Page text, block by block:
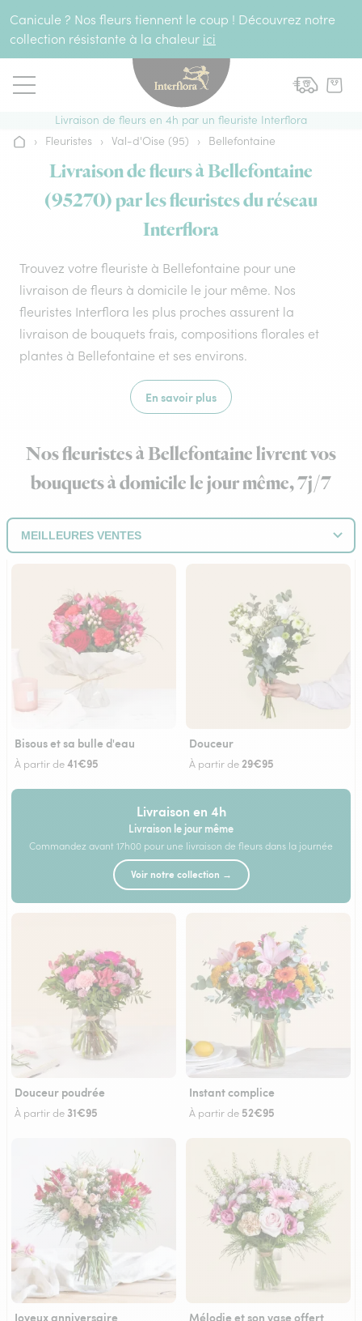
Canicule ? Nos fleurs tiennent le coup ! Découvrez notre
collection résistante à la chaleur ici
Livraison de fleurs en 4h par un fleuriste Interflora
Accueil
› Fleuristes › Val-d'Oise (95) › Bellefontaine
Livraison de fleurs à Bellefontaine
(95270) par les fleuristes du réseau
Interflora
Trouvez votre fleuriste à Bellefontaine pour une
livraison de fleurs à domicile le jour même. Nos
fleuristes Interflora les plus proches assurent la
livraison de bouquets frais, compositions florales et
plantes à Bellefontaine et ses environs.
En savoir plus
Nos fleuristes à Bellefontaine livrent vos
bouquets à domicile le jour même, 7j/7
Bisous et sa bulle d'eau
À partir de41€95
Douceur
À partir de29€95
Livraison en 4h
Livraison le jour même
Commandez avant 17h00 pour une livraison de fleurs dans la journée
Voir notre collection →
Douceur poudrée
À partir de 31€95
Instant complice
À partir de 52€95
Joyeux anniversaire Mélodie et son vase offert